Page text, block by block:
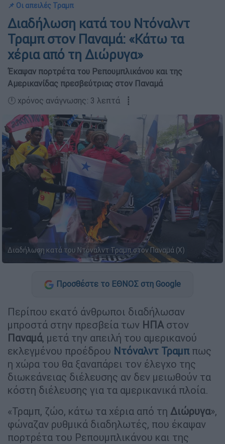
📌 Οι απειλές Τραμπ
Διαδήλωση κατά του Ντόναλντ
Τραμπ στον Παναμά: «Κάτω τα
χέρια από τη Διώρυγα»
Έκαψαν πορτρέτα του Ρεπουμπλικάνου και της
Αμερικανίδας πρεσβεύτριας στον Παναμά
🕛 χρόνος ανάγνωσης: 3 λεπτά ┋
Διαδήλωση κατά του Ντόναλντ Τραμπ στον Παναμά (X)
Προσθέστε το ΕΘΝΟΣ στη Google
Περίπου εκατό άνθρωποι διαδήλωσαν
μπροστά στην πρεσβεία των ΗΠΑ στον
Παναμά, μετά την απειλή του αμερικανού
εκλεγμένου προέδρου Ντόναλντ Τραμπ πως
η χώρα του θα ξαναπάρει τον έλεγχο της
διωκεάνειας διέλευσης αν δεν μειωθούν τα
κόστη διέλευσης για τα αμερικανικά πλοία.
«Τραμπ, ζώο, κάτω τα χέρια από τη Διώρυγα»,
φώναζαν ρυθμικά διαδηλωτές, που έκαψαν
πορτρέτα του Ρεπουμπλικάνου και της